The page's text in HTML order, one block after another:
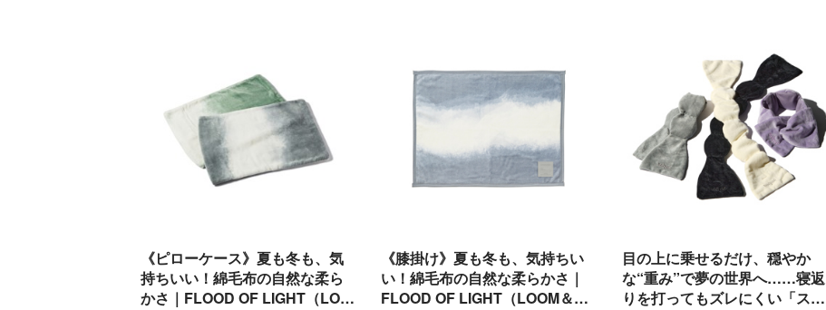
《ピローケース》夏も冬も、気
持ちいい！綿毛布の自然な柔ら
かさ｜FLOOD OF LIGHT（LO…
《膝掛け》夏も冬も、気持ちい
い！綿毛布の自然な柔らかさ｜
FLOOD OF LIGHT（LOOM＆…
目の上に乗せるだけ、穏やか
な“重み”で夢の世界へ……寝返
りを打ってもズレにくい「ス…